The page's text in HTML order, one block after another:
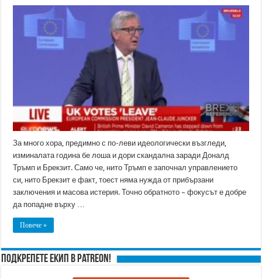
Юнкер!
Брекзит
стигна
Съда
Люксембург.
За много хора, предимно с по-леви идеологически възгледи,
изминалата година бе лоша и дори скандална заради Доналд
Тръмп и Брекзит. Само че, нито Тръмп е започнал управлението
си, нито Брекзит е факт, тоест няма нужда от прибързани
заключения и масова истерия. Точно обратното – фокусът е добре
да попадне върху …
Повече »
Подкрепете ЕКИП в Patreon!